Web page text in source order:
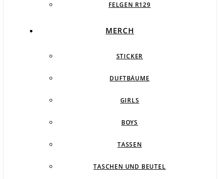
FELGEN R129
MERCH
STICKER
DUFTBÄUME
GIRLS
BOYS
TASSEN
TASCHEN UND BEUTEL